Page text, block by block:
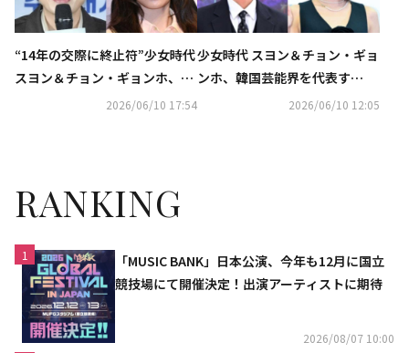
“14年の交際に終止符”少女時代
スヨン＆チョン・ギョンホ、破
局を予言？占い師の発言が再注
2026/06/10 17:54
少女時代 スヨン＆チョン・ギョ
ンホ、韓国芸能界を代表す
る“長寿カップル”の破局に衝
2026/06/10 12:05
RANKING
1
「MUSIC BANK」日本公演、今年も12月に国立
競技場にて開催決定！出演アーティストに期待
2026/08/07 10:00